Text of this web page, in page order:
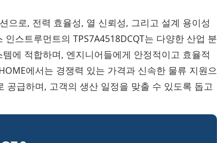
으로, 전력 효율성, 열 신뢰성, 그리고 설계 용이성
스트루먼트의 TPS7A4518DCQT는 다양한 산업 분
에 적합하며, 엔지니어들에게 안정적이고 효율적
에서는 경쟁력 있는 가격과 신속한 물류 지원으
공급하며, 고객의 생산 일정을 맞출 수 있도록 돕고